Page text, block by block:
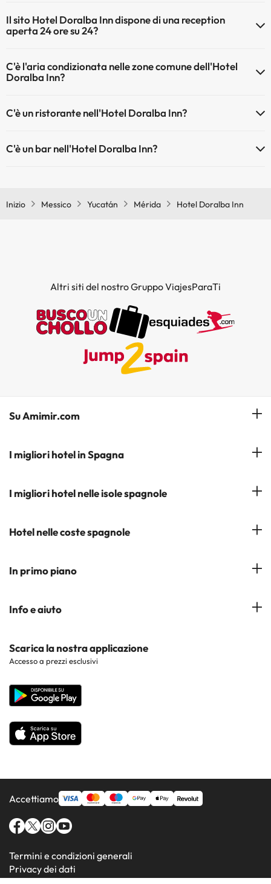
Piscina all'aperto (stagione estiva)
Piscina all'aperto (tutta la stagione)
a pagamento):
Il sito Hotel Doralba Inn dispone di una reception
aperta 24 ore su 24?
C'è l'aria condizionata nelle zone comune dell'Hotel
Doralba Inn?
C'è un ristorante nell'Hotel Doralba Inn?
C'è un bar nell'Hotel Doralba Inn?
Inizio Messico Yucatán Mérida Hotel Doralba Inn
Altri siti del nostro Gruppo ViajesParaTi
Su Amimir.com
Il Nostro Team
Iscrivetevi alla nostra newsletter
I migliori hotel in Spagna
Hotel a Salou
Hotel a Cádiz
I migliori hotel nelle isole spagnole
Hotel a Tenerife
Hotel a Maiorca
Hotel nelle coste spagnole
Costa del Sol
Costa Brava
Costa de la Luz
In primo piano
Hotel nelle città più popolari
Hotel nelle regioni più popolari
Tutti gli hotel
Info e aiuto
Contattaci
Sito corporate
Scarica la nostra applicazione
Accesso a prezzi esclusivi
Accettiamo
Termini e condizioni generali
Privacy dei dati